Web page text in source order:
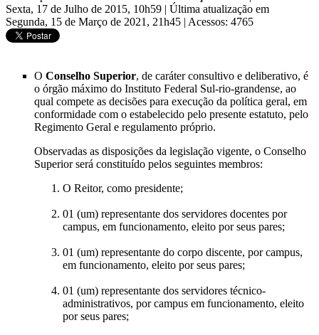
Sexta, 17 de Julho de 2015, 10h59 | Última atualização em
Segunda, 15 de Março de 2021, 21h45 | Acessos: 4765
O Conselho Superior, de caráter consultivo e deliberativo, é
o órgão máximo do Instituto Federal Sul-rio-grandense, ao
qual compete as decisões para execução da política geral, em
conformidade com o estabelecido pelo presente estatuto, pelo
Regimento Geral e regulamento próprio.
Observadas as disposições da legislação vigente, o Conselho
Superior será constituído pelos seguintes membros:
O Reitor, como presidente;
01 (um) representante dos servidores docentes por
campus, em funcionamento, eleito por seus pares;
01 (um) representante do corpo discente, por campus,
em funcionamento, eleito por seus pares;
01 (um) representante dos servidores técnico-
administrativos, por campus em funcionamento, eleito
por seus pares;